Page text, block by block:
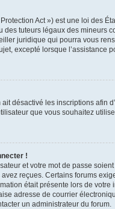
Act ») est une loi des
tuteurs légaux des mineurs
juridique qui pourra vous
excepté lorsque l’assistance
désactivé les inscriptions afin
que vous souhaitez
!
et votre mot de passe
reçues. Certains forums
était présente lors de
adresse de courrier
un administrateur du forum.